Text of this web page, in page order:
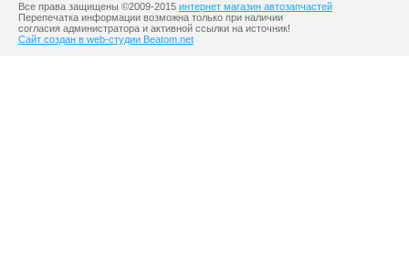
Все права защищены ©2009-2015 интернет магазин автозапчастей
Перепечатка информации возможна только при наличии
согласия администратора и активной ссылки на источник!
Сайт создан в web-студии Beatom.net